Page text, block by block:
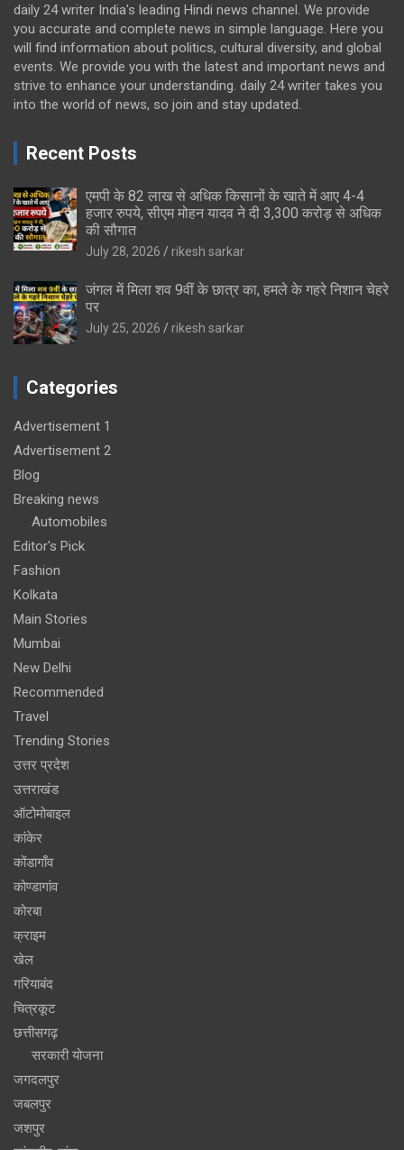
daily 24 writer India's leading Hindi news channel. We provide
you accurate and complete news in simple language. Here you
will find information about politics, cultural diversity, and global
events. We provide you with the latest and important news and
strive to enhance your understanding. daily 24 writer takes you
into the world of news, so join and stay updated.
Recent Posts
एमपी के 82 लाख से अधिक किसानों के खाते में आए 4-4
हजार रुपये, सीएम मोहन यादव ने दी 3,300 करोड़ से अधिक
की सौगात
July 28, 2026 rikesh sarkar
जंगल में मिला शव 9वीं के छात्र का, हमले के गहरे निशान चेहरे
पर
July 25, 2026 rikesh sarkar
Categories
Advertisement 1
Advertisement 2
Blog
Breaking news
Automobiles
Editor's Pick
Fashion
Kolkata
Main Stories
Mumbai
New Delhi
Recommended
Travel
Trending Stories
उत्तर प्रदेश
उत्तराखंड
ऑटोमोबाइल
कांकेर
कोंडागाँव
कोण्डागांव
कोरबा
क्राइम
खेल
गरियाबंद
चित्रकूट
छत्तीसगढ़
सरकारी योजना
जगदलपुर
जबलपुर
जशपुर